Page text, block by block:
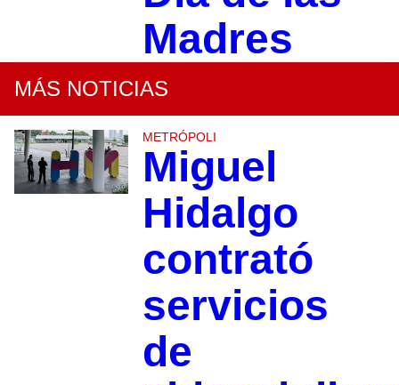
Madres
MÁS NOTICIAS
METRÓPOLI
Miguel
Hidalgo
contrató
servicios
de